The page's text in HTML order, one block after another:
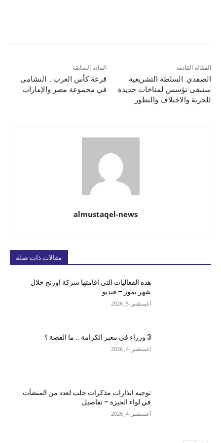
المادة السابقة
قرعة كأس العرب .. النشامى
في مجموعة مصر والإمارات
المقالة القادمة
الصفدي: السلطة التشريعية
ستبقى تؤسس لمناخات جديدة
للحرية والاختلاف والتطور
almustaqel-news
مقالات ذات صلة
هذه الفعاليات التي اقامتها شركة اورنج خلال
شهر تموز – فيديو
أغسطس 5, 2026
3 وزراء في معبر الكرامة .. ما القصة ؟
أغسطس 4, 2026
توجيه انذارات مذكرات جلب لعدد من المنشآت
في لواء الجيزة – تفاصيل
أغسطس 4, 2026